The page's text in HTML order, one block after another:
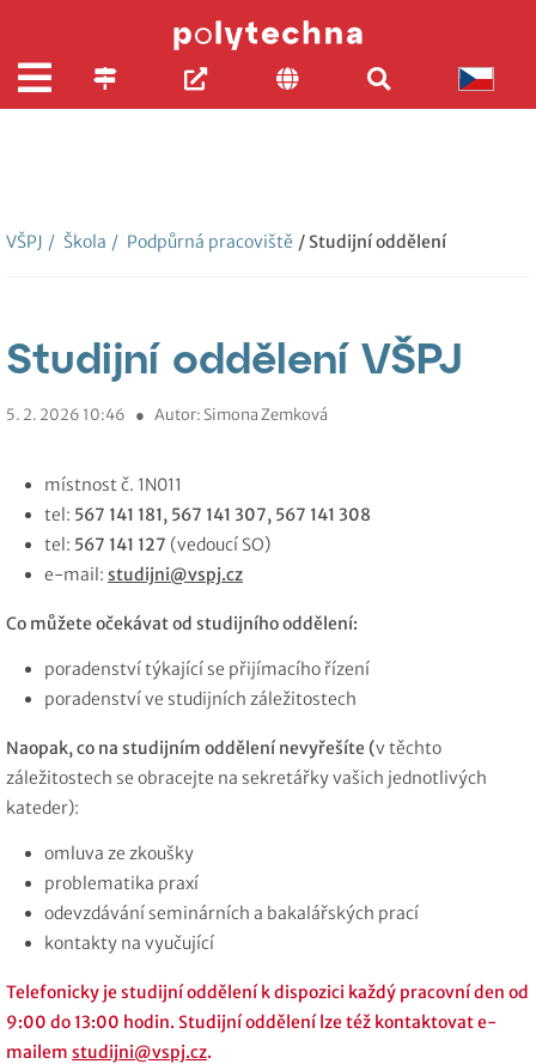
VŠPJ / Škola / Podpůrná pracoviště / Studijní oddělení
Studijní oddělení VŠPJ
5. 2. 2026 10:46 ● Autor: Simona Zemková
místnost č. 1N011
tel: 567 141 181, 567 141 307, 567 141 308
tel: 567 141 127 (vedoucí SO)
e-mail: studijni@vspj.cz
Co můžete očekávat od studijního oddělení:
poradenství týkající se přijímacího řízení
poradenství ve studijních záležitostech
Naopak, co na studijním oddělení nevyřešíte (v těchto
záležitostech se obracejte na sekretářky vašich jednotlivých
kateder):
omluva ze zkoušky
problematika praxí
odevzdávání seminárních a bakalářských prací
kontakty na vyučující
Telefonicky je studijní oddělení k dispozici každý pracovní den od
9:00 do 13:00 hodin. Studijní oddělení lze též kontaktovat e-
mailem studijni@vspj.cz.